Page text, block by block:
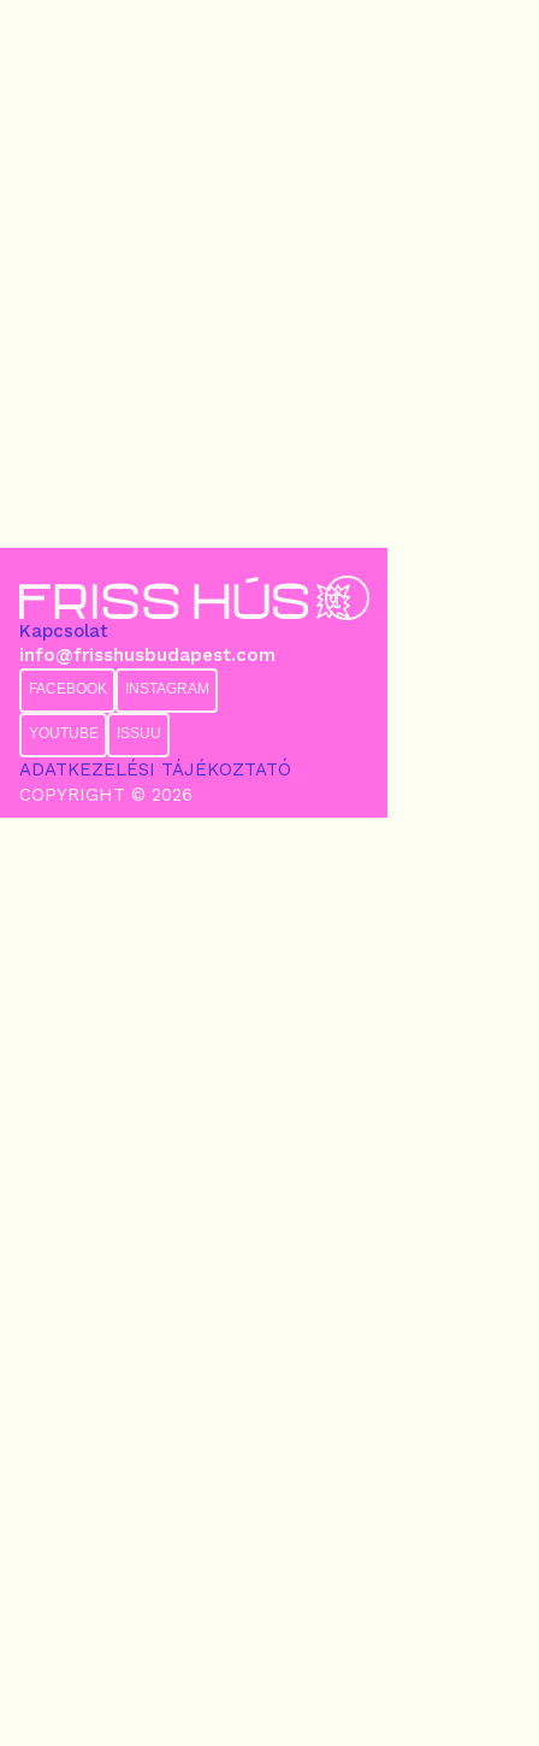
Kapcsolat
info@frisshusbudapest.com
FACEBOOK INSTAGRAM
YOUTUBE ISSUU
ADATKEZELÉSI TÁJÉKOZTATÓ
COPYRIGHT © 2026